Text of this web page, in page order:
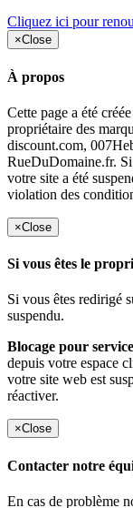
Cliquez ici pour
×Close
À propos
Cette page a été
propriétaire des
discount.com,
RueDuDomaine.fr. Si
votre site a été
violation des
×Close
Si vous êtes le
Si vous êtes redirigé
suspendu.
Blocage pour
depuis votre espace
votre site web est
réactiver.
×Close
Contacter notre
En cas de problème